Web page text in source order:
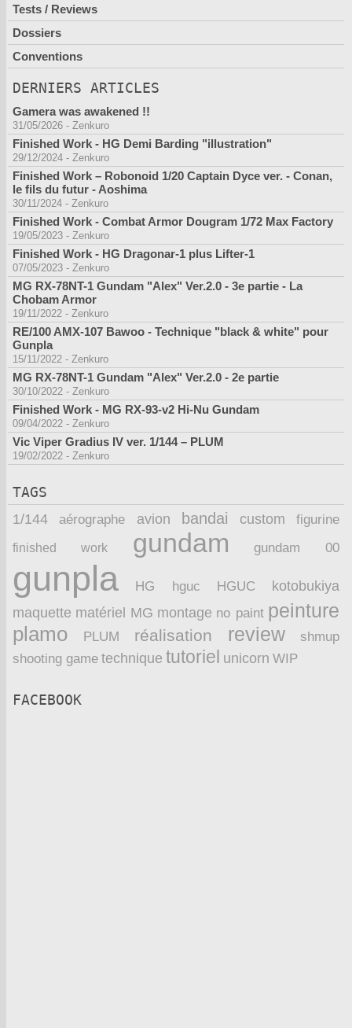
Tests / Reviews
Dossiers
Conventions
DERNIERS ARTICLES
Gamera was awakened !!
31/05/2026 - Zenkuro
Finished Work - HG Demi Barding "illustration"
29/12/2024 - Zenkuro
Finished Work – Robonoid 1/20 Captain Dyce ver. - Conan,
le fils du futur - Aoshima
30/11/2024 - Zenkuro
Finished Work - Combat Armor Dougram 1/72 Max Factory
19/05/2023 - Zenkuro
Finished Work - HG Dragonar-1 plus Lifter-1
07/05/2023 - Zenkuro
MG RX-78NT-1 Gundam "Alex" Ver.2.0 - 3e partie - La
Chobam Armor
19/11/2022 - Zenkuro
RE/100 AMX-107 Bawoo - Technique "black & white" pour
Gunpla
15/11/2022 - Zenkuro
MG RX-78NT-1 Gundam "Alex" Ver.2.0 - 2e partie
30/10/2022 - Zenkuro
Finished Work - MG RX-93-v2 Hi-Nu Gundam
09/04/2022 - Zenkuro
Vic Viper Gradius IV ver. 1/144 – PLUM
19/02/2022 - Zenkuro
TAGS
1/144 aérographe avion bandai custom figurine
finished work gundam gundam 00
gunpla HG hguc HGUC
kotobukiya
maquette matériel MG montage no paint peinture
plamo PLUM réalisation review
shmup
shooting game technique tutoriel unicorn WIP
FACEBOOK